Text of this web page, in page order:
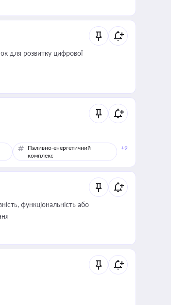
для розвитку цифрової
Паливно-енергетичний
комплекс
+9
функціональність або